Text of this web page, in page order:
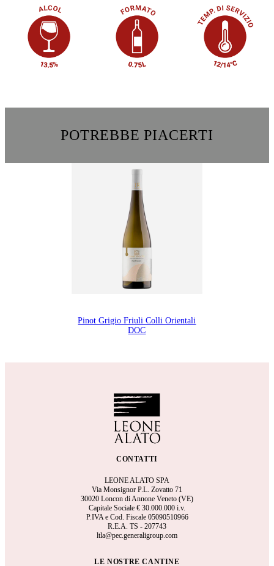
POTREBBE PIACERTI
Pinot Grigio Friuli Colli Orientali
DOC
CONTATTI
LEONE ALATO SPA
Via Monsignor P.L. Zovatto 71
30020 Loncon di Annone Veneto (VE)
Capitale Sociale € 30.000.000 i.v.
P.IVA e Cod. Fiscale 05090510966
R.E.A. TS - 207743
ltla@pec.generaligroup.com
LE NOSTRE CANTINE